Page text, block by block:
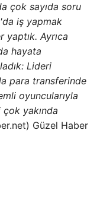
çok sayıda soru
iş yapmak
Ayrıca
hayata
Lideri
para transferinde
oyuncularıyla
yakında
Güzel Haber